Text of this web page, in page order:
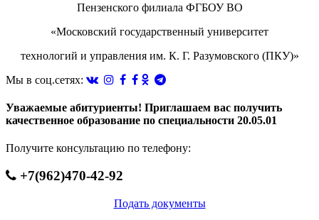
Пензенского филиала ФГБОУ ВО
«Московский государственный университет
технологий и управления им. К. Г. Разумовского (ПКУ)»
Мы в соц.сетях:
Уважаемые абитуриенты! Приглашаем вас получить
качественное образование по специальности 20.05.01
Получите консультацию по телефону:
+7(962)470-42-92
Подать документы